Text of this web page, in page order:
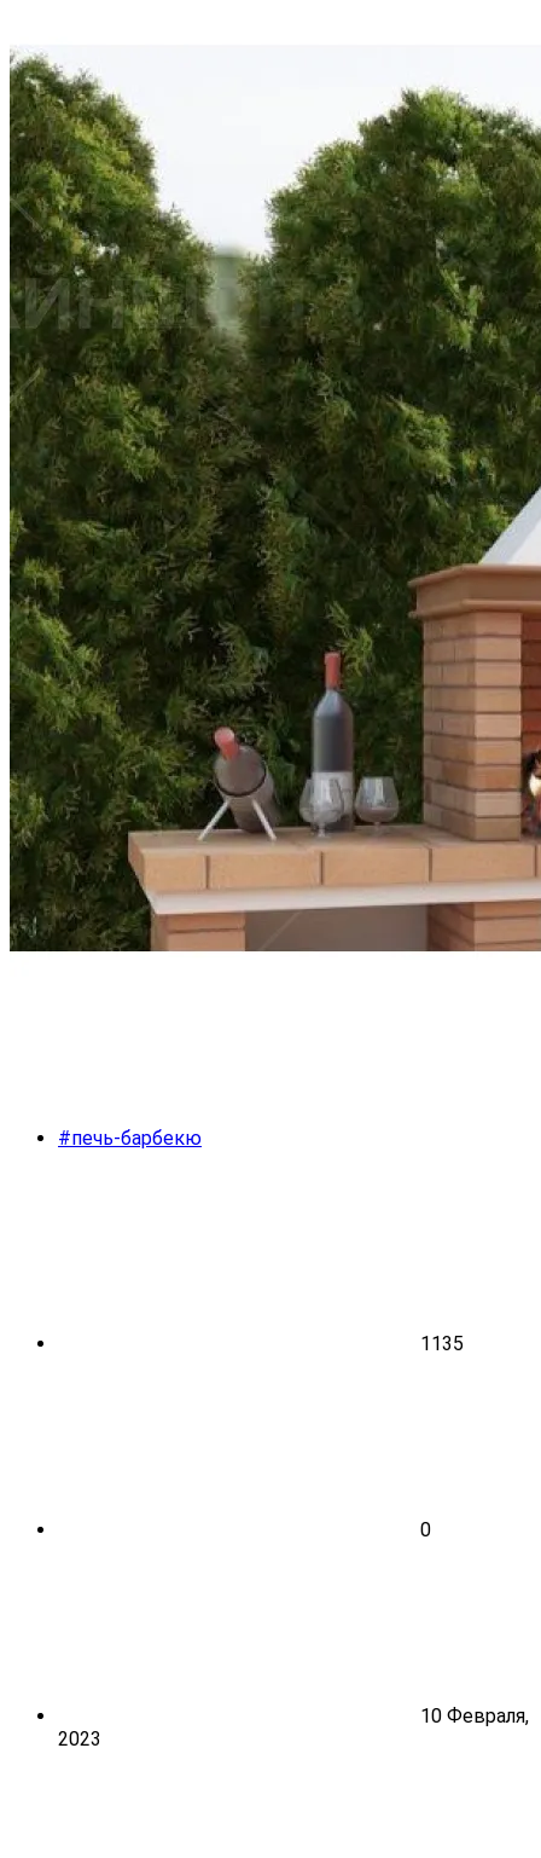
#печь-барбекю
1135
0
10 Февраля,
2023